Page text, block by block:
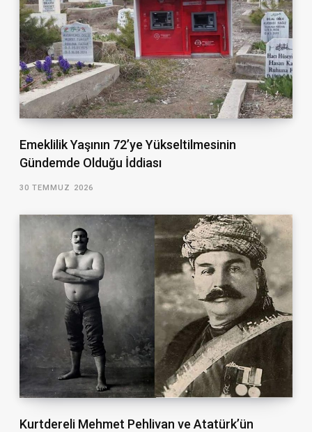
Emeklilik Yaşının 72’ye Yükseltilmesinin
Gündemde Olduğu İddiası
30 TEMMUZ 2026
Kurtdereli Mehmet Pehlivan ve Atatürk’ün